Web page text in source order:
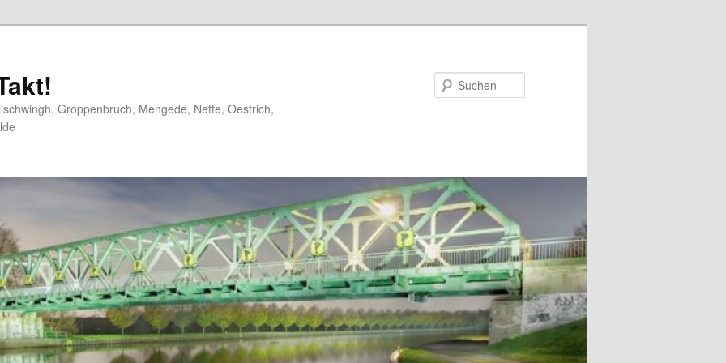
Groppenbruch, Mengede, Nette, Oestrich,